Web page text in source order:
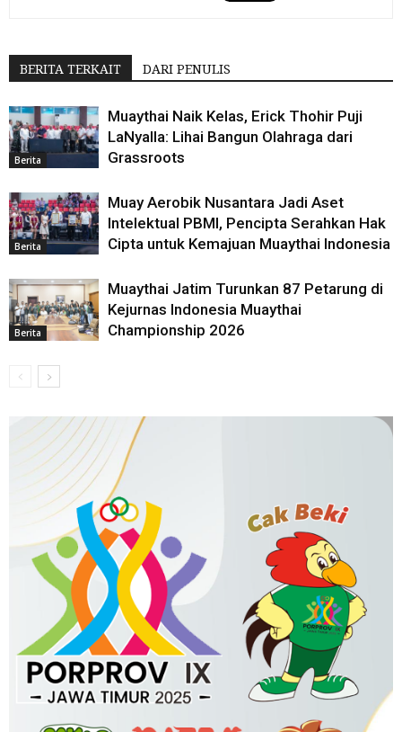
BERITA TERKAIT DARI PENULIS
Berita
Muaythai Naik Kelas, Erick Thohir Puji
LaNyalla: Lihai Bangun Olahraga dari
Grassroots
Berita
Muay Aerobik Nusantara Jadi Aset
Intelektual PBMI, Pencipta Serahkan Hak
Cipta untuk Kemajuan Muaythai Indonesia
Berita
Muaythai Jatim Turunkan 87 Petarung di
Kejurnas Indonesia Muaythai
Championship 2026